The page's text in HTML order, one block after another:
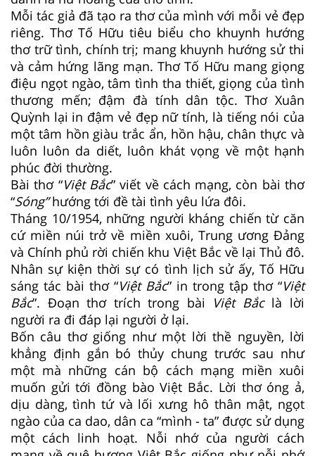
Mỗi tác giả đã tạo ra thơ của mình với mỗi vẻ đẹp
riêng. Thơ Tố Hữu tiêu biểu cho khuynh hướng
thơ trữ tình, chính trị; mang khuynh hướng sử thi
và cảm hứng lãng mạn. Thơ Tố Hữu mang giọng
điệu ngọt ngào, tâm tình tha thiết, giọng của tình
thương mến; đậm đà tính dân tộc. Thơ Xuân
Quỳnh lại in đậm vẻ đẹp nữ tính, là tiếng nói của
một tâm hồn giàu trắc ẩn, hồn hậu, chân thực và
luôn luôn da diết, luôn khát vọng về một hạnh
phúc đời thường.
Bài thơ “Việt Bắc” viết về cách mạng, còn bài thơ
“Sóng”hướng tới đề tài tình yêu lứa đôi.
Tháng 10/1954, những người kháng chiến từ căn
cứ miền núi trở về miền xuôi, Trung ương Đảng
và Chính phủ rời chiến khu Việt Bắc về lại Thủ đô.
Nhân sự kiện thời sự có tình lịch sử ấy, Tố Hữu
sáng tác bài thơ “Việt Bắc” in trong tập thơ “Việt
Bắc”. Đoạn thơ trích trong bài Việt Bắclà lời
người ra đi đáp lại người ở lại.
Bốn câu thơ giống như một lời thề nguyền, lời
khẳng định gắn bó thủy chung trước sau như
một mà những cán bộ cách mạng miền xuôi
muốn gửi tới đồng bào Việt Bắc. Lời thơ óng ả,
dịu dàng, tình tứ và lối xưng hô thân mật, ngọt
ngào của ca dao, dân ca “mình - ta” được sử dụng
một cách linh hoạt. Nỗi nhớ của người cách